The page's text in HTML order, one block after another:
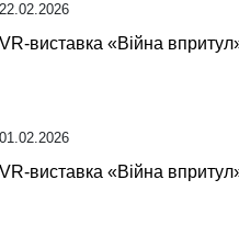
22.02.2026
VR-виставка «Війна
01.02.2026
VR-виставка «Війна